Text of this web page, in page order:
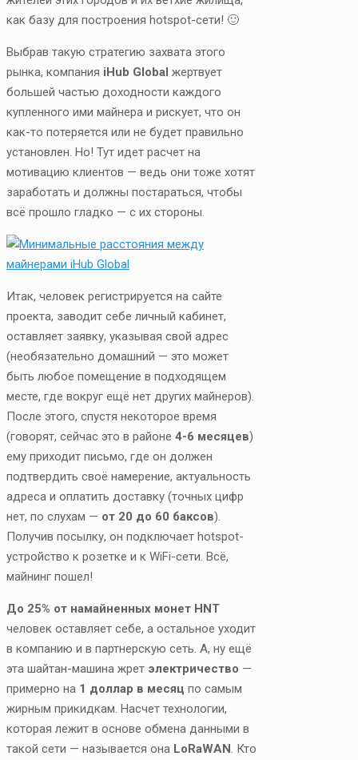
как базу для построения hotspot-сети! 🙂
Выбрав такую стратегию захвата этого
рынка, компания iHub Global жертвует
большей частью доходности каждого
купленного ими майнера и рискует, что он
как-то потеряется или не будет правильно
установлен. Но! Тут идет расчет на
мотивацию клиентов — ведь они тоже хотят
заработать и должны постараться, чтобы
всё прошло гладко — с их стороны.
Итак, человек регистрируется на сайте
проекта, заводит себе личный кабинет,
оставляет заявку, указывая свой адрес
(необязательно домашний — это может
быть любое помещение в подходящем
месте, где вокруг ещё нет других майнеров).
После этого, спустя некоторое время
(говорят, сейчас это в районе 4-6 месяцев)
ему приходит письмо, где он должен
подтвердить своё намерение, актуальность
адреса и оплатить доставку (точных цифр
нет, по слухам — от 20 до 60 баксов).
Получив посылку, он подключает hotspot-
устройство к розетке и к WiFi-сети. Всё,
майнинг пошел!
До 25% от намайненных монет HNT
человек оставляет себе, а остальное уходит
в компанию и в партнерскую сеть. А, ну ещё
эта шайтан-машина жрет электричество —
примерно на 1 доллар в месяц по самым
жирным прикидкам. Насчет технологии,
которая лежит в основе обмена данными в
такой сети — называется она LoRaWAN . Кто